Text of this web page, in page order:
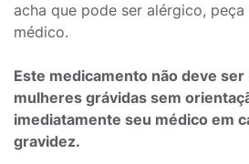
acha que pode ser alérgico,
médico.
Este medicamento não deve
mulheres grávidas sem
imediatamente seu médico em
gravidez.